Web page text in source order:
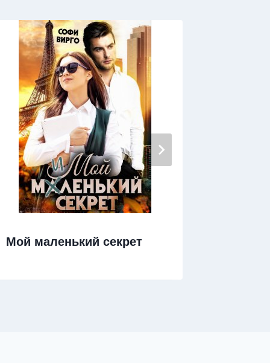
Мой маленький секрет